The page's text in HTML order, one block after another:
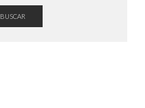
BUSCAR